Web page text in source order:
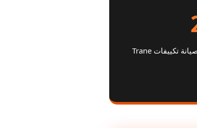
سرعة استجابة فائقة لبلاغات صيانة تكييفات Trane